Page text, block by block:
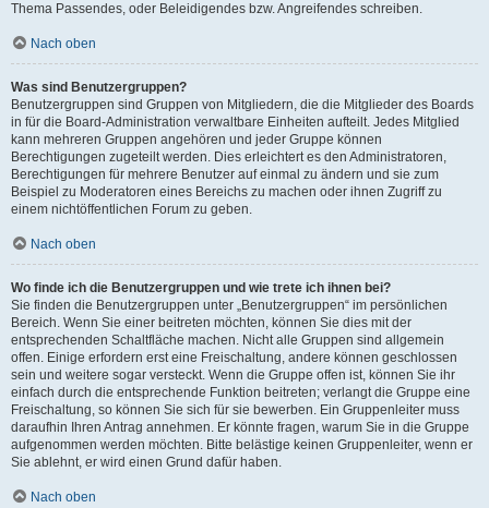
Thema Passendes, oder Beleidigendes bzw. Angreifendes schreiben.
Nach oben
Was sind Benutzergruppen?
Benutzergruppen sind Gruppen von Mitgliedern, die die Mitglieder des Boards
in für die Board-Administration verwaltbare Einheiten aufteilt. Jedes Mitglied
kann mehreren Gruppen angehören und jeder Gruppe können
Berechtigungen zugeteilt werden. Dies erleichtert es den Administratoren,
Berechtigungen für mehrere Benutzer auf einmal zu ändern und sie zum
Beispiel zu Moderatoren eines Bereichs zu machen oder ihnen Zugriff zu
einem nichtöffentlichen Forum zu geben.
Nach oben
Wo finde ich die Benutzergruppen und wie trete ich ihnen bei?
Sie finden die Benutzergruppen unter „Benutzergruppen“ im persönlichen
Bereich. Wenn Sie einer beitreten möchten, können Sie dies mit der
entsprechenden Schaltfläche machen. Nicht alle Gruppen sind allgemein
offen. Einige erfordern erst eine Freischaltung, andere können geschlossen
sein und weitere sogar versteckt. Wenn die Gruppe offen ist, können Sie ihr
einfach durch die entsprechende Funktion beitreten; verlangt die Gruppe eine
Freischaltung, so können Sie sich für sie bewerben. Ein Gruppenleiter muss
daraufhin Ihren Antrag annehmen. Er könnte fragen, warum Sie in die Gruppe
aufgenommen werden möchten. Bitte belästige keinen Gruppenleiter, wenn er
Sie ablehnt, er wird einen Grund dafür haben.
Nach oben